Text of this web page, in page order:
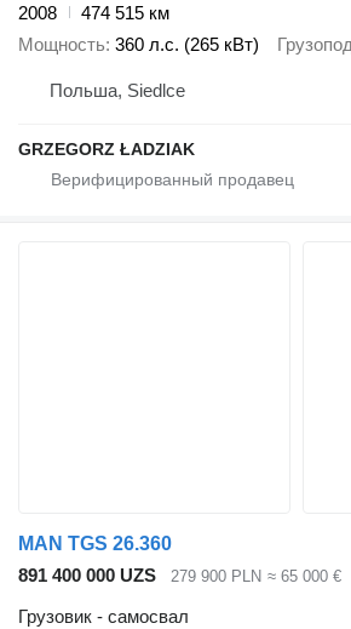
2008
474 515 км
Мощность 360 л.с. (265 кВт)
Польша, Siedlce
GRZEGORZ ŁADZIAK
MAN TGS 26.360
891 400 000 UZS
279 900 PLN ≈ 65 000 €
Грузовик - самосвал